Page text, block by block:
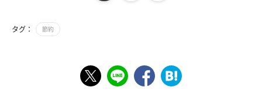
タグ： 節約